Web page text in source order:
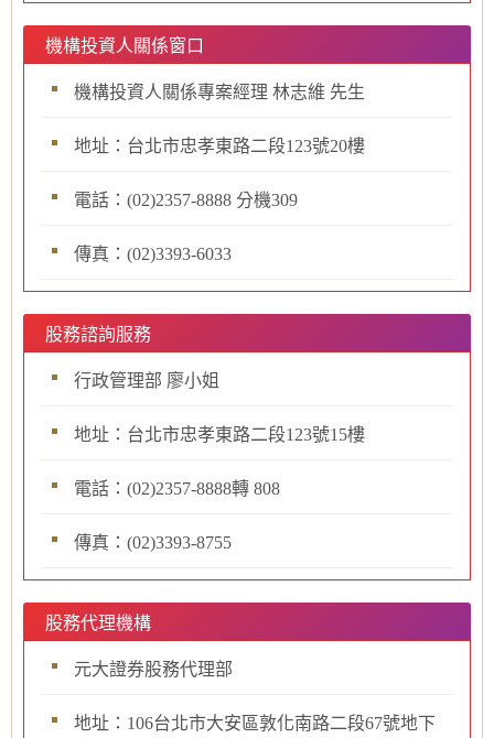
機構投資人關係窗口
機構投資人關係專案經理 林志維 先生
地址：台北市忠孝東路二段123號20樓
電話：(02)2357-8888 分機309
傳真：(02)3393-6033
股務諮詢服務
行政管理部 廖小姐
地址：台北市忠孝東路二段123號15樓
電話：(02)2357-8888轉 808
傳真：(02)3393-8755
股務代理機構
元大證券股務代理部
地址：106台北市大安區敦化南路二段67號地下